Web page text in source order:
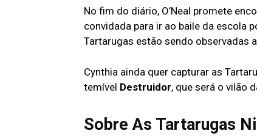
No fim do diário, O’Neal promete
convidada para ir ao baile da escola
Tartarugas estão sendo observadas
Cynthia ainda quer capturar as
temível Destruidor, que será o vilão
Sobre As Tartarugas